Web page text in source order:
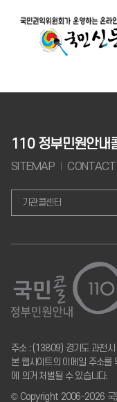
110 정부민원안내
SITEMAP
기관콜센터
주소 : (13809) 경기도 과천
본 웹사이트의 이메일 주소를
에 의거 처벌될 수 있습니다.
© Copyright 2006-2026 국